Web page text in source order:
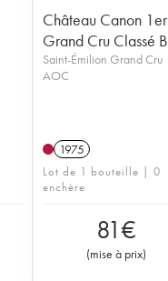
Château Canon 1er
Grand Cru Classé B
Saint-Émilion Grand Cru
AOC
1975
Lot de 1 bouteille | 0
enchère
81€
(mise à prix)